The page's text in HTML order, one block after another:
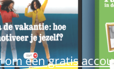
een gratis